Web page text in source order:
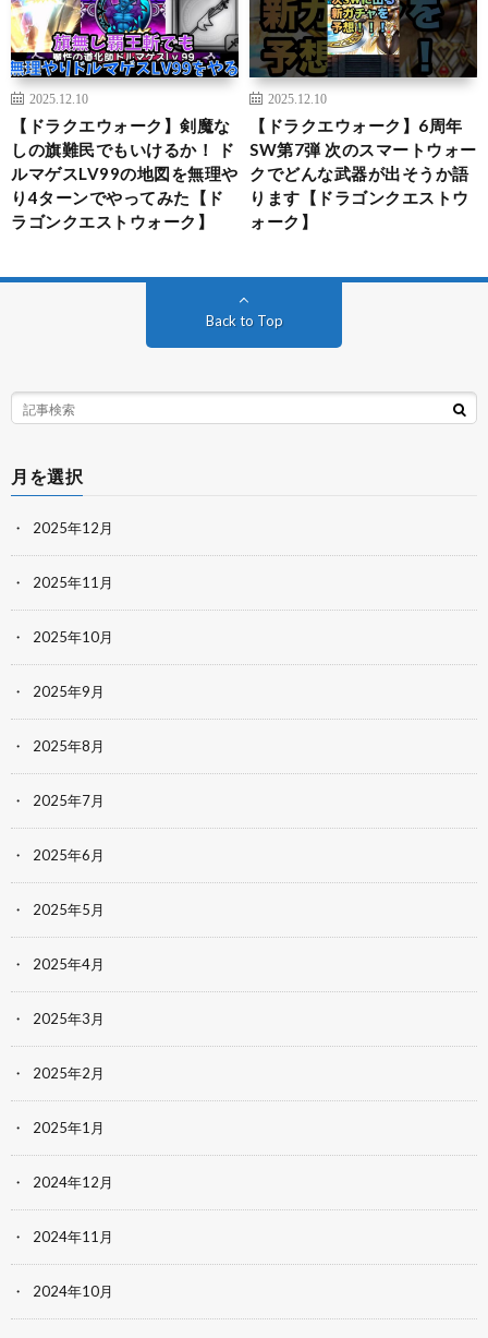
2025.12.10
【ドラクエウォーク】剣魔な
しの旗難民でもいけるか！ ド
ルマゲスLV99の地図を無理や
り4ターンでやってみた【ド
ラゴンクエストウォーク】
2025.12.10
【ドラクエウォーク】6周年
SW第7弾 次のスマートウォー
クでどんな武器が出そうか語
ります【ドラゴンクエストウ
ォーク】
Back to Top
月を選択
2025年12月
2025年11月
2025年10月
2025年9月
2025年8月
2025年7月
2025年6月
2025年5月
2025年4月
2025年3月
2025年2月
2025年1月
2024年12月
2024年11月
2024年10月